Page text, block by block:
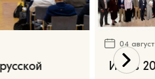
04
Июль